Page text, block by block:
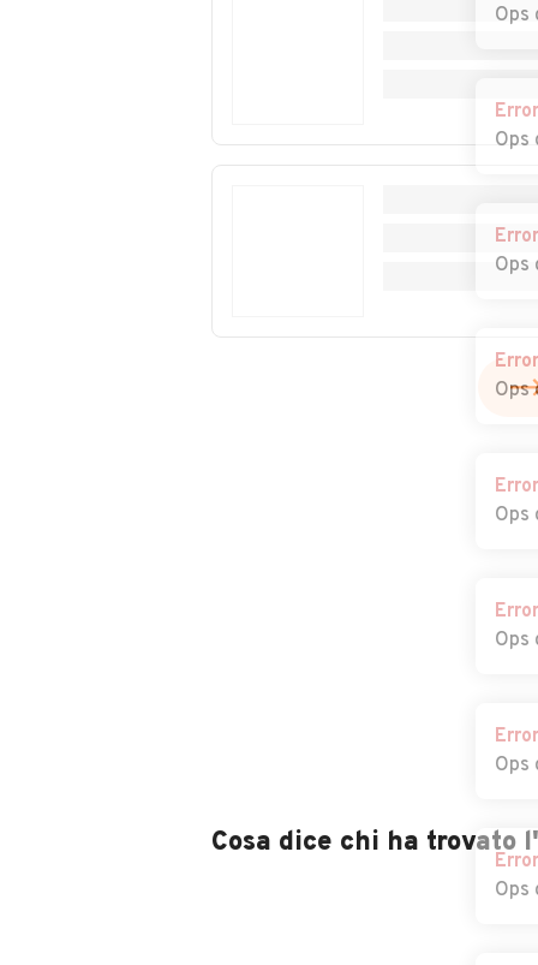
Cosa dice chi ha trovato
Ops
Error
Ops
Error
Ops
Error
Ops
Error
Ops
Error
Ops
Error
Ops
Error
Ops